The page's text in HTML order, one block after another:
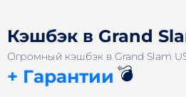
Кэшбэк в Grand
Огромный кэшбэк в Grand Slam
+ Гарантии 💣